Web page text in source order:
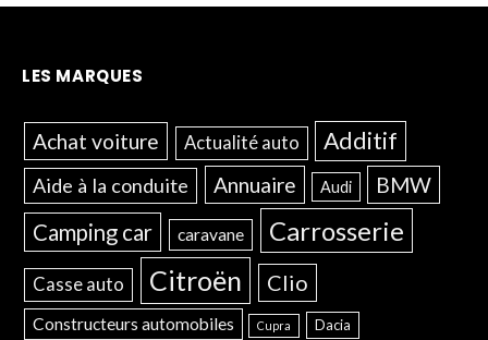
LES MARQUES
Achat voiture Actualité auto Additif
Aide à la conduite Annuaire Audi BMW
Camping car caravane Carrosserie
Casse auto Citroën Clio
Constructeurs automobiles Cupra Dacia